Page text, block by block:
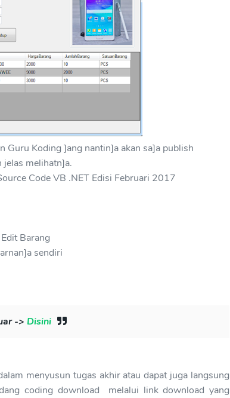
Guru Koding ]ang nantin]a akan sa]a publish
melihatn]a.
Code VB .NET Edisi Februari 2017
Barang
sendiri
-> Disini
menyusun tugas akhir atau dapat juga langsung
coding download melalui link download yang